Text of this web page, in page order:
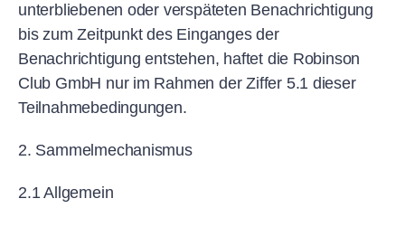
unterbliebenen oder verspäteten Benachrichtigung
bis zum Zeitpunkt des Einganges der
Benachrichtigung entstehen, haftet die Robinson
Club GmbH nur im Rahmen der Ziffer 5.1 dieser
Teilnahmebedingungen.
2. Sammelmechanismus
2.1 Allgemein